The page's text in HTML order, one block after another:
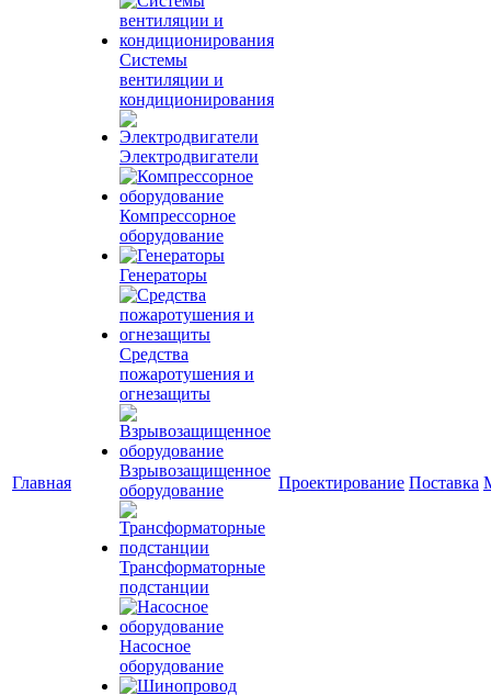
Главная
Системы
вентиляции и
кондиционирования
Электродвигатели
Компрессорное
оборудование
Генераторы
Средства
пожаротушения и
огнезащиты
Взрывозащищенное
оборудование
Трансформаторные
подстанции
Насосное
оборудование
Проектирование Поставка